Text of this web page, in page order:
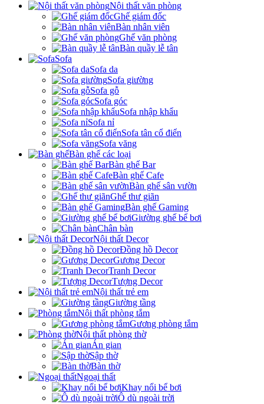
Nội thất văn phòng
Ghế giám đốc
Bàn nhân viên
Ghế văn phòng
Bàn quầy lễ tân
Sofa
Sofa da
Sofa giường
Sofa gỗ
Sofa góc
Sofa nhập khẩu
Sofa nỉ
Sofa tân cổ điển
Sofa văng
Bàn ghế các loại
Bàn ghế Bar
Bàn ghế Cafe
Bàn ghế sân vườn
Ghế thư giãn
Bàn ghế Gaming
Giường ghế bể bơi
Chân bàn
Nội thất Decor
Đồng hồ Decor
Gương Decor
Tranh Decor
Tượng Decor
Nội thất trẻ em
Giường tầng
Nội thất phòng tắm
Gương phòng tắm
Nội thất phòng thờ
Án gian
Sập thờ
Bàn thờ
Ngoại thất
Khay nổi bể bơi
Ô dù ngoài trời